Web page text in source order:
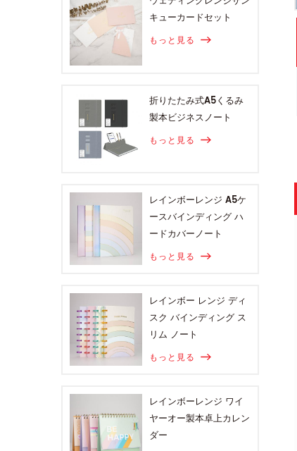
キューカードセット
もっと見る
折りたたみ式A5くるみ
製本ビジネスノート
もっと見る
レインボーレンジ A5ケ
ースバインディング ハ
ードカバーノート
もっと見る
レインボー レンジ ディ
スク バインディング ス
リム ノート
もっと見る
レインボーレンジ ワイ
ヤーオー製本卓上カレン
ダー